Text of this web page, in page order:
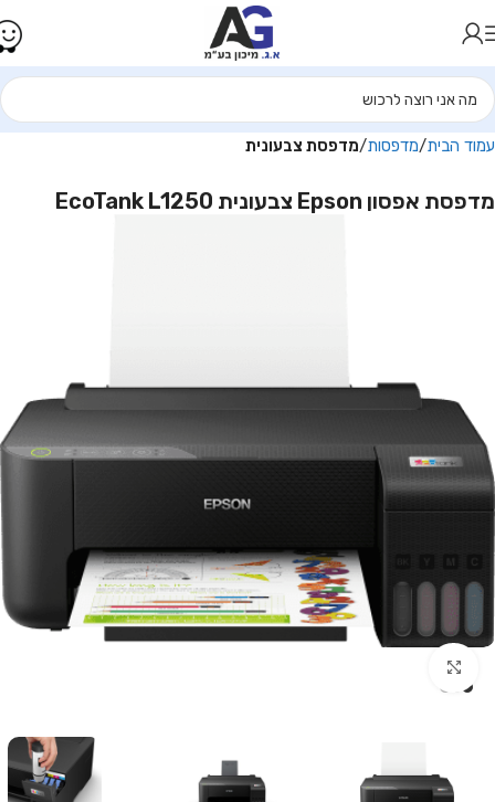
עמוד הבית מדפסות מדפסת צבעונית
מדפסת אפסון Epson צבעונית EcoTank L1250